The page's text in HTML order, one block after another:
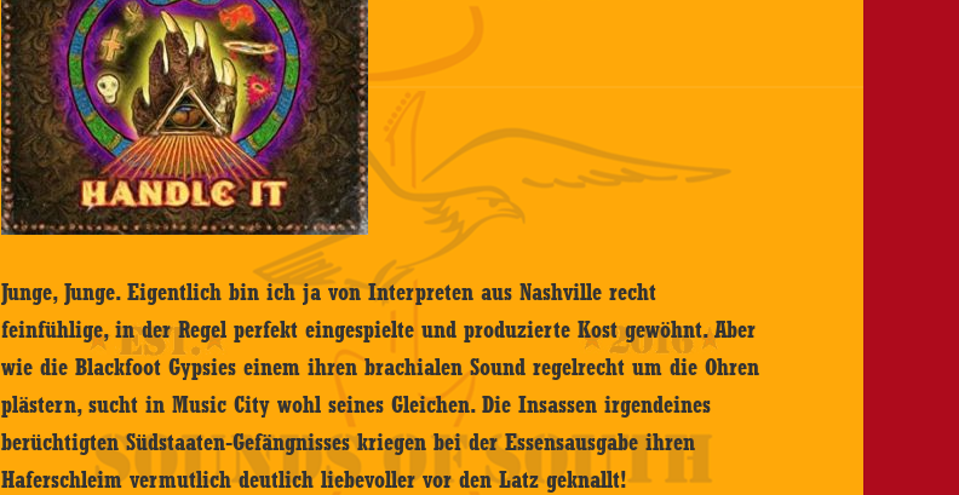
Junge, Junge. Eigentlich bin ich ja von Interpreten aus Nashville recht
feinfühlige, in der Regel perfekt eingespielte und produzierte Kost gewöhnt. Aber
wie die Blackfoot Gypsies einem ihren brachialen Sound regelrecht um die Ohren
plästern, sucht in Music City wohl seines Gleichen. Die Insassen irgendeines
berüchtigten Südstaaten-Gefängnisses kriegen bei der Essensausgabe ihren
Haferschleim vermutlich deutlich liebevoller vor den Latz geknallt!